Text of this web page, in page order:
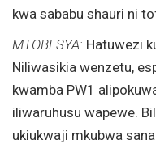
kwa sababu shauri ni
MTOBESYA: Hatuwezi
Niliwasikia wenzetu,
kwamba PW1
iliwaruhusu wapewe.
ukiukwaji mkubwa